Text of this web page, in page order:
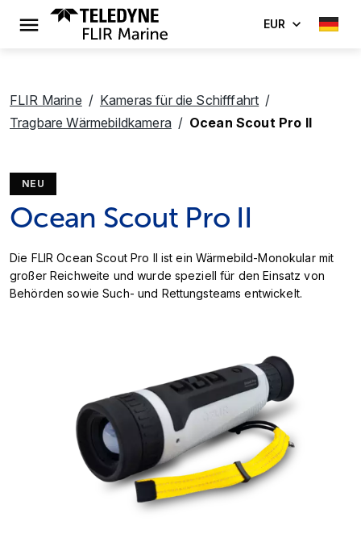
EUR
FLIR Marine
Kameras für die Schifffahrt
Tragbare Wärmebildkamera
Ocean Scout Pro II
NEU
Ocean Scout Pro II
Die FLIR Ocean Scout Pro II ist ein Wärmebild-Monokular mit
großer Reichweite und wurde speziell für den Einsatz von
Behörden sowie Such- und Rettungsteams entwickelt.